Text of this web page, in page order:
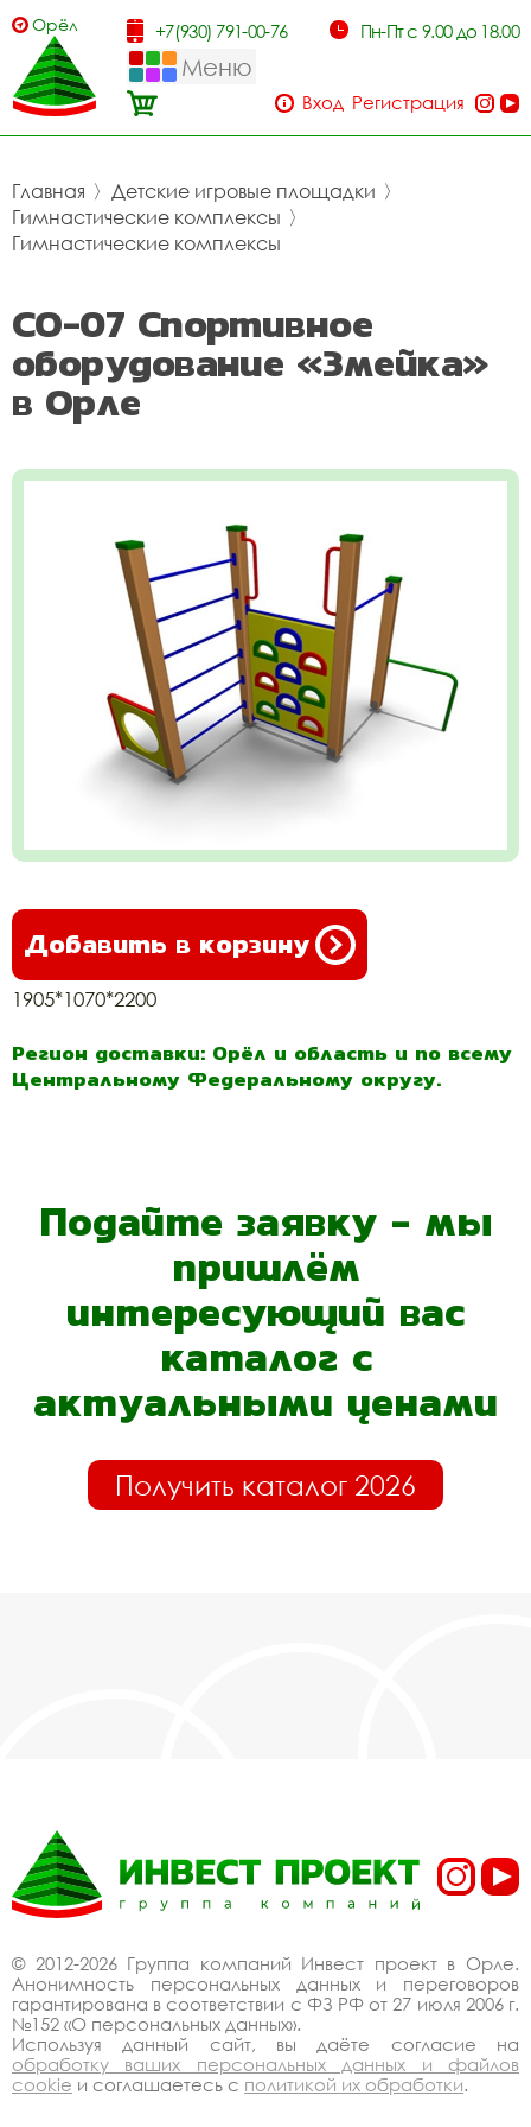
Орёл +7(930) 791-00-76 Пн-Пт с 9.00 до 18.00
Меню
Вход Регистрация
Главная 〉 Детские игровые площадки 〉
Гимнастические комплексы 〉
Гимнастические комплексы
СО-07 Спортивное
оборудование «Змейка»
в Орле
Добавить в корзину
1905*1070*2200
Регион доставки: Орёл и область и по всему
Центральному Федеральному округу.
Подайте заявку - мы
пришлём
интересующий вас
каталог с
актуальными ценами
Получить каталог 2026
© 2012-2026 Группа компаний Инвест проект в Орле.
Анонимность персональных данных и переговоров
гарантирована в соответствии с ФЗ РФ от 27 июля 2006 г.
№152 «О персональных данных».
Используя данный сайт, вы даёте согласие на
обработку ваших персональных данных и файлов
cookie и соглашаетесь с политикой их обработки.